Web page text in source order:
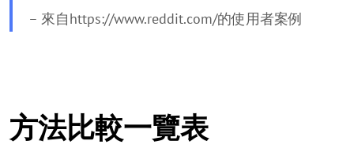
– 來自https://www.reddit.com/的使用者案例
方法比較一覽表